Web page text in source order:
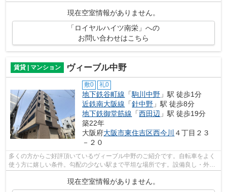
リなマンションタイプの物件です。2駅...
現在空室情報がありません。
「ロイヤルハイツ南栄」への
お問い合わせはこちら
賃貸 | マンション ヴィーブル中野
敷0 礼0
地下鉄谷町線 「駒川中野 」駅 徒歩1分
近鉄南大阪線 「針中野 」駅 徒歩8分
地下鉄御堂筋線 「西田辺 」駅 徒歩19分
築22年
大阪府大阪市東住吉区西今川 ４丁目２３
－２０
多くの方からご好評頂いているヴィーブル中野のご紹介です。自転車をよく
使う方に嬉しい条件。勾配の少ない駅まで平坦な場所です。設備良し・外観
現在空室情報がありません。